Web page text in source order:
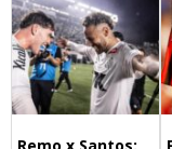
Remo x Santos: